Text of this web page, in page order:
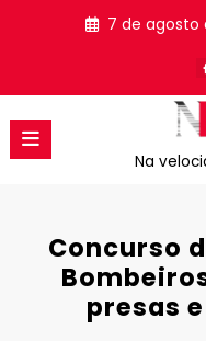
7 de agosto
Na
Concurso
presas